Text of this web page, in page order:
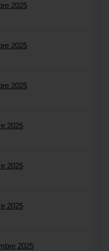
2025
2025
2025
2025
2025
2025
2025